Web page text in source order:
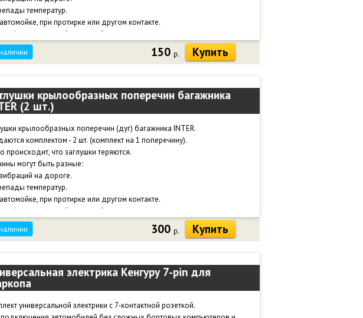
температур.
при протирке или другом контакте.
фиксация ослабевает от большого количества циклов снятия-
не потерять заглушки - рекомендуем посадить на клей или герметик.
150р. Купить
крылообразных поперечин багажника
(2 шт.)
крылообразных поперечин (дуг) багажника INTER.
комплектом - 2 шт. (комплект на 1 поперечину).
происходит, что заглушки теряются.
могут быть разные:
на дороге.
температур.
при протирке или другом контакте.
фиксация ослабевает от большого количества циклов снятия-
багажник приобретает неопрятный вид, начинает шуметь, можно
300р. Купить
электрика Кенгуру 7-pin для
универсальной электрики с 7-контактной розеткой.